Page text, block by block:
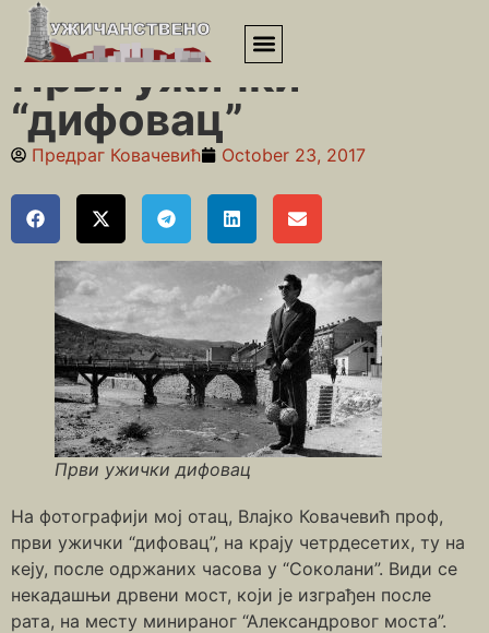
Почетна»Липа»Први ужички “дифовац”
Први ужички
“дифовац”
Предраг Ковачевић October 23, 2017
Први ужички дифовац
На фотографији мој отац, Влајко Ковачевић проф,
први ужички “дифовац”, на крају четрдесетих, ту на
кеју, после одржаних часова у “Соколани”. Види се
некадашњи дрвени мост, који је изграђен после
рата, на месту минираног “Александровог моста”.